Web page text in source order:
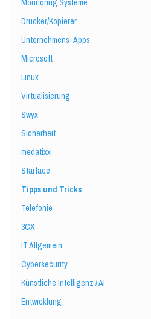
Monitoring Systeme
Drucker/Kopierer
Unternehmens-Apps
Microsoft
Linux
Virtualisierung
Swyx
Sicherheit
medatixx
Starface
Tipps und Tricks
Telefonie
3CX
IT Allgemein
Cybersecurity
Künstliche Intelligenz / AI
Entwicklung